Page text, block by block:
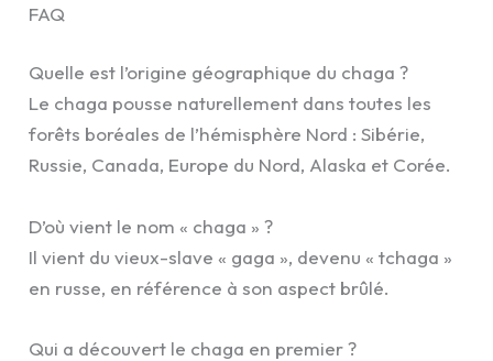
FAQ
Quelle est l’origine géographique du chaga ?
Le chaga pousse naturellement dans toutes les
forêts boréales de l’hémisphère Nord : Sibérie,
Russie, Canada, Europe du Nord, Alaska et Corée.
D’où vient le nom « chaga » ?
Il vient du vieux-slave « gaga », devenu « tchaga »
en russe, en référence à son aspect brûlé.
Qui a découvert le chaga en premier ?